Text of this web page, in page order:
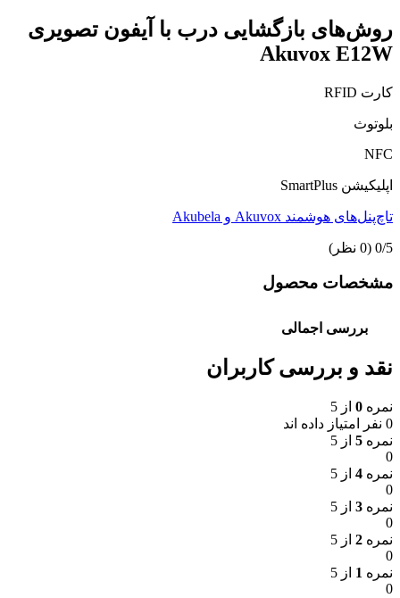
روش‌های بازگشایی درب با آیفون تصویری
Akuvox E12W
کارت RFID
بلوتوث
NFC
اپلیکیشن SmartPlus
تاچ‌پنل‌های هوشمند Akuvox و Akubela
‫0/5 ‫(0 نظر)
مشخصات محصول
بررسی اجمالی
نقد و بررسی کاربران
نمره 0 از 5
0 نفر امتیاز داده اند
نمره 5 از 5
0
نمره 4 از 5
0
نمره 3 از 5
0
نمره 2 از 5
0
نمره 1 از 5
0